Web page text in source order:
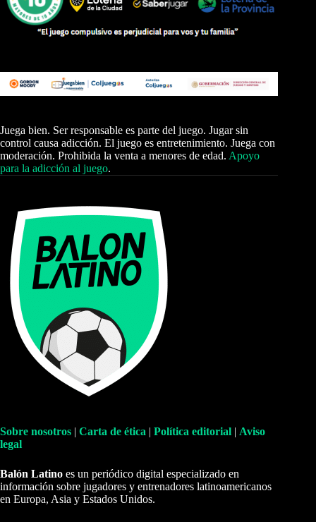
Juega bien. Ser responsable es parte del juego. Jugar sin
control causa adicción. El juego es entretenimiento. Juega con
moderación. Prohibida la venta a menores de edad. Apoyo
para la adicción al juego.
Sobre nosotros | Carta de ética | Política editorial | Aviso
legal
Balón Latino es un periódico digital especializado en
información sobre jugadores y entrenadores latinoamericanos
en Europa, Asia y Estados Unidos.